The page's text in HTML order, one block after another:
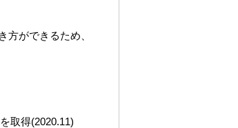
ができるため、
取得(2020.11)